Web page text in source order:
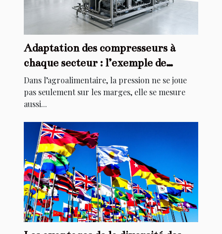
Adaptation des compresseurs à
chaque secteur : l’exemple de
l’agroalimentaire
Dans l’agroalimentaire, la pression ne se joue
pas seulement sur les marges, elle se mesure
aussi...